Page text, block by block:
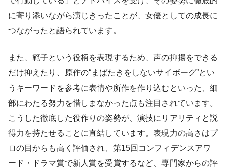
に寄り添いながら演じきったことが、女優としての成長に
つながったと語られています。
また、範子という役柄を表現するため、声の抑揚をできる
だけ抑えたり、原作の“まばたきをしないサイボーグ”とい
うキーワードを参考に表情や所作を作り込むといった、細
部にわたる努力を惜しまなかった点も注目されています。
こうした徹底した役作りの姿勢が、演技にリアリティと説
得力を持たせることに直結しています。表現力の高さはプ
ロの目からも高く評価され、第15回コンフィデンスアワ
ード・ドラマ賞で新人賞を受賞するなど、専門家からの評